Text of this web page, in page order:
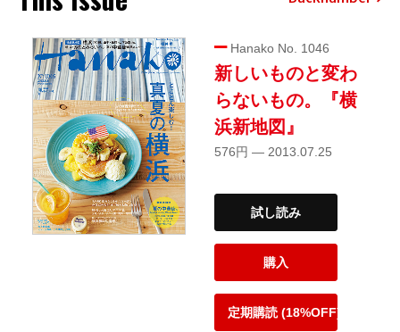
Hanako No. 1046
新しいものと変わ
らないもの。『横
浜新地図』
576円 — 2013.07.25
試し読み
購入
定期購読 (18%OFF)